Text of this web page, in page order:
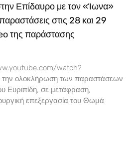
Επίδαυρο με τον «Ίωνα»
στις 28 και 29
της παράστασης
watch?
ολοκλήρωση των παραστάσεων
Ευριπίδη, σε μετάφραση,
επεξεργασία του Θωμά